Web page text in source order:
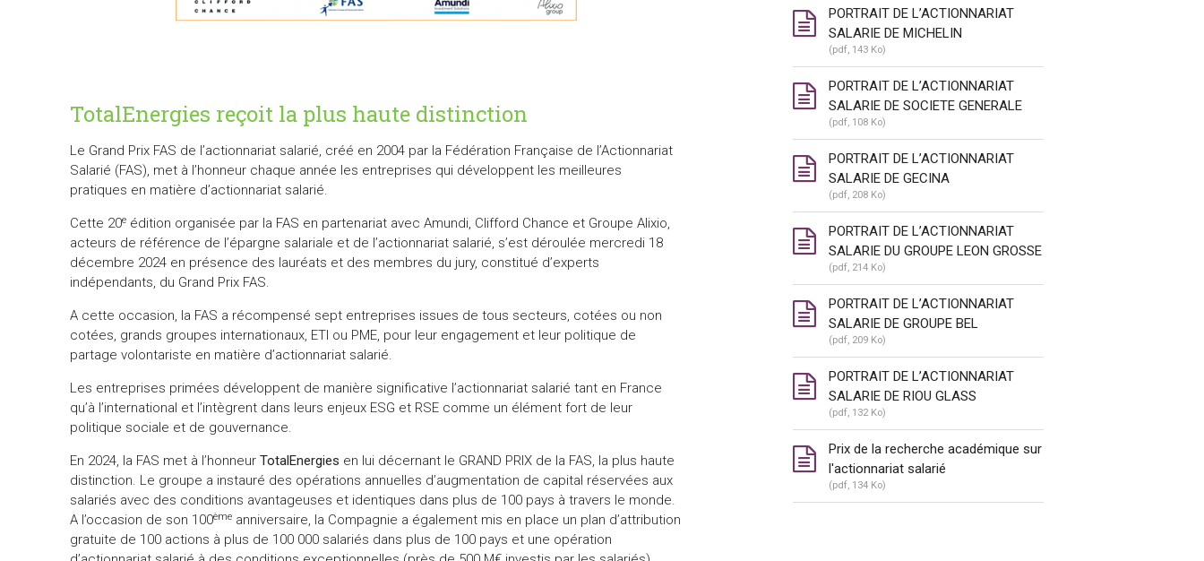
TotalEnergies reçoit la plus haute distinction
Le Grand Prix FAS de l’actionnariat salarié, créé en 2004 par la Fédération Française de l’Actionnariat
Salarié (FAS), met à l’honneur chaque année les entreprises qui développent les meilleures
pratiques en matière d’actionnariat salarié.
Cette 20e édition organisée par la FAS en partenariat avec Amundi, Clifford Chance et Groupe Alixio,
acteurs de référence de l’épargne salariale et de l’actionnariat salarié, s’est déroulée mercredi 18
décembre 2024 en présence des lauréats et des membres du jury, constitué d’experts
indépendants, du Grand Prix FAS.
A cette occasion, la FAS a récompensé sept entreprises issues de tous secteurs, cotées ou non
cotées, grands groupes internationaux, ETI ou PME, pour leur engagement et leur politique de
partage volontariste en matière d’actionnariat salarié.
Les entreprises primées développent de manière significative l’actionnariat salarié tant en France
qu’à l’international et l’intègrent dans leurs enjeux ESG et RSE comme un élément fort de leur
politique sociale et de gouvernance.
En 2024, la FAS met à l’honneurTotalEnergies en lui décernant le GRAND PRIX de la FAS, la plus haute
distinction. Le groupe a instauré des opérations annuelles d’augmentation de capital réservées aux
salariés avec des conditions avantageuses et identiques dans plus de 100 pays à travers le monde.
A l’occasion de son 100ème anniversaire, la Compagnie a également mis en place un plan d’attribution
gratuite de 100 actions à plus de 100 000 salariés dans plus de 100 pays et une opération
PORTRAIT DE L’ACTIONNARIAT
SALARIE DE MICHELIN
(pdf, 143 Ko)
PORTRAIT DE L’ACTIONNARIAT
SALARIE DE SOCIETE GENERALE
(pdf, 108 Ko)
PORTRAIT DE L’ACTIONNARIAT
SALARIE DE GECINA
(pdf, 208 Ko)
PORTRAIT DE L’ACTIONNARIAT
SALARIE DU GROUPE LEON GROSSE
(pdf, 214 Ko)
PORTRAIT DE L’ACTIONNARIAT
SALARIE DE GROUPE BEL
(pdf, 209 Ko)
PORTRAIT DE L’ACTIONNARIAT
SALARIE DE RIOU GLASS
(pdf, 132 Ko)
Prix de la recherche académique sur
l'actionnariat salarié
(pdf, 134 Ko)